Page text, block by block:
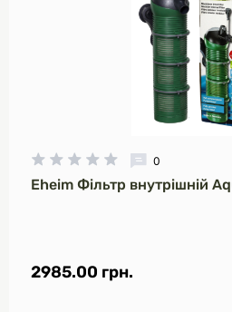
0
Eheim Фільтр внутрішній
2985.00 грн.